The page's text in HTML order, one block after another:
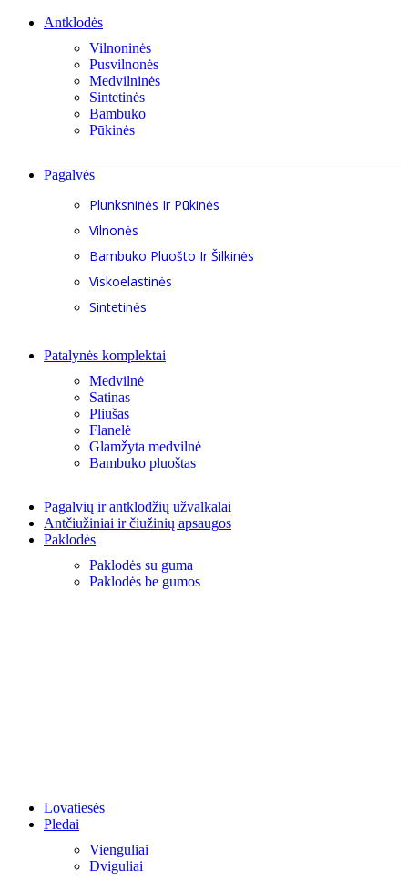
Antklodės
Vilnoninės
Pusvilnonės
Medvilninės
Sintetinės
Bambuko
Pūkinės
Pagalvės
Plunksninės Ir Pūkinės
Vilnonės
Bambuko Pluošto Ir Šilkinės
Viskoelastinės
Sintetinės
Patalynės komplektai
Medvilnė
Satinas
Pliušas
Flanelė
Glamžyta medvilnė
Bambuko pluoštas
Pagalvių ir antklodžių užvalkalai
Antčiužiniai ir čiužinių apsaugos
Paklodės
Paklodės su guma
Paklodės be gumos
Lovatiesės
Pledai
Vienguliai
Dviguliai